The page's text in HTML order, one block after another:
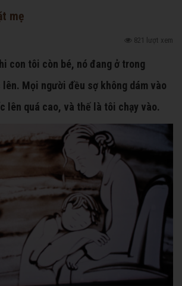
mẹ
821 lượt xem
con tôi còn bé, nó đang ở trong
Mọi người đều sợ không dám vào
lên quá cao, và thế là tôi chạy vào.